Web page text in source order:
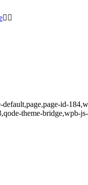
default,page,page-id-
theme-bridge,wpb-